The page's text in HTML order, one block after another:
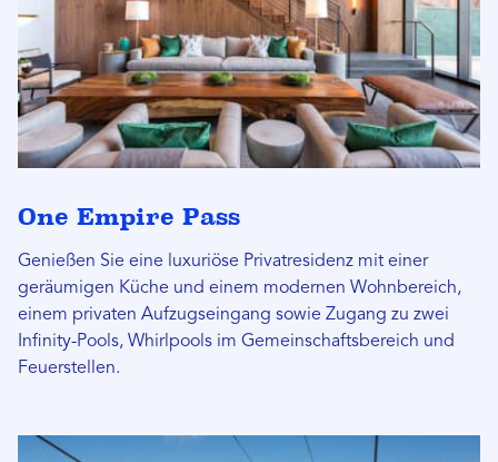
One Empire Pass
Genießen Sie eine luxuriöse Privatresidenz mit einer
geräumigen Küche und einem modernen Wohnbereich,
einem privaten Aufzugseingang sowie Zugang zu zwei
Infinity-Pools, Whirlpools im Gemeinschaftsbereich und
Feuerstellen.